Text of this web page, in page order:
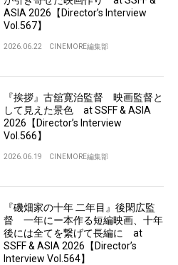
ASIA 2026【Director’s Interview
Vol.567】
2026.06.22 CINEMORE編集部
『挨拶』古舘寛治監督 映画監督と
して見えた景色 at SSFF & ASIA
2026【Director’s Interview
Vol.566】
2026.06.19 CINEMORE編集部
『磯畑家の十年 二年目』後閑広監
督 一年にー本作る短編映画、十年
後には全てを繋げて長編に at
SSFF & ASIA 2026【Director’s
Interview Vol.564】